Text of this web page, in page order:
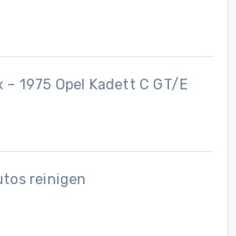
– 1975 Opel Kadett C GT/E
reinigen